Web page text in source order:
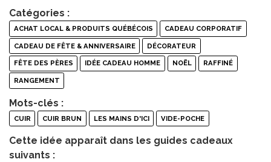
Catégories :
ACHAT LOCAL & PRODUITS QUÉBÉCOIS CADEAU CORPORATIF
CADEAU DE FÊTE & ANNIVERSAIRE DÉCORATEUR
FÊTE DES PÈRES IDÉE CADEAU HOMME NOËL RAFFINÉ
RANGEMENT
Mots-clés :
CUIR CUIR BRUN LES MAINS D'ICI VIDE-POCHE
Cette idée apparaît dans les guides cadeaux
suivants :